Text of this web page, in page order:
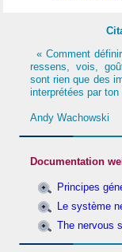
« Comment
ressens, vois,
sont rien que des
interprétées par
Andy Wachowski
Documentation
Principes
Le système
The nervous